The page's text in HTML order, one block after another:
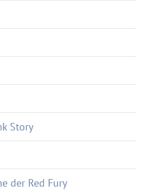
Story
der Red Fury